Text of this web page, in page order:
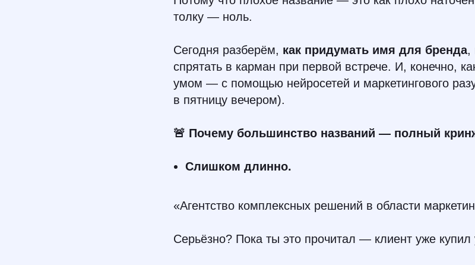
толку — ноль.
Сегодня разберём, как придумать имя для бренда,
спрятать в карман при первой встрече. И, конечно,
умом — с помощью нейросетей и маркетингового
в пятницу вечером).
🚨 Почему большинство названий — полный
Слишком длинно.
«Агентство комплексных решений в области
Серьёзно? Пока ты это прочитал — клиент уже купил